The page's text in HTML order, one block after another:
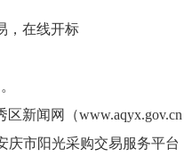
，在线开标
新闻网（
庆市阳光采购交易服务平